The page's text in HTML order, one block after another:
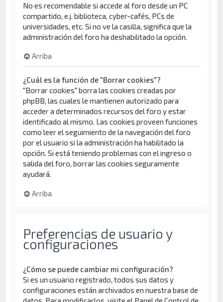
No es recomendable si accede al foro desde un PC
compartido, e.j. biblioteca, cyber-cafés, PCs de
universidades, etc. Si no ve la casilla, significa que la
administración del foro ha deshabilitado la opción.
Arriba
¿Cuál es la función de "Borrar cookies"?
"Borrar cookies" borra las cookies creadas por
phpBB, las cuales le mantienen autorizado para
acceder a determinados recursos del foro y estar
identificado al mismo. Las cookies proveen funciones
como leer el seguimiento de la navegación del foro
por el usuario si la administración ha habilitado la
opción. Si está teniendo problemas con el ingreso o
salida del foro, borrar las cookies seguramente
ayudará.
Arriba
Preferencias de usuario y
configuraciones
¿Cómo se puede cambiar mi configuración?
Si es un usuario registrado, todos sus datos y
configuraciones están archivados en nuestra base de